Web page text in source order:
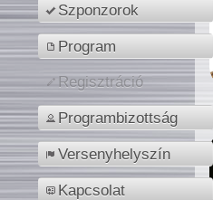
Szponzorok
Program
Regisztráció
Programbizottság
Versenyhelyszín
Kapcsolat